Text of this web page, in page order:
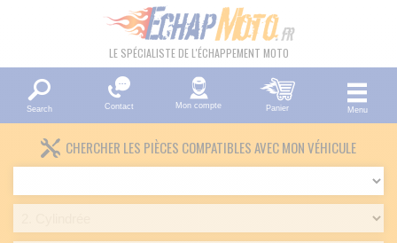
LE SPÉCIALISTE DE L'ÉCHAPPEMENT MOTO
Search Contact Mon compte Panier Menu
CHERCHER LES PIÈCES COMPATIBLES AVEC MON VÉHICULE